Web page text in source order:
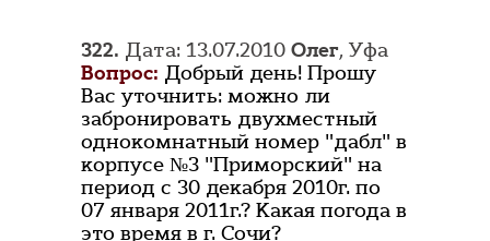
322. Дата: 13.07.2010 Олег, Уфа
Вопрос: Добрый день! Прошу
Вас уточнить: можно ли
забронировать двухместный
однокомнатный номер "дабл" в
корпусе №3 "Приморский" на
период с 30 декабря 2010г. по
07 января 2011г.? Какая погода в
это время в г. Сочи?